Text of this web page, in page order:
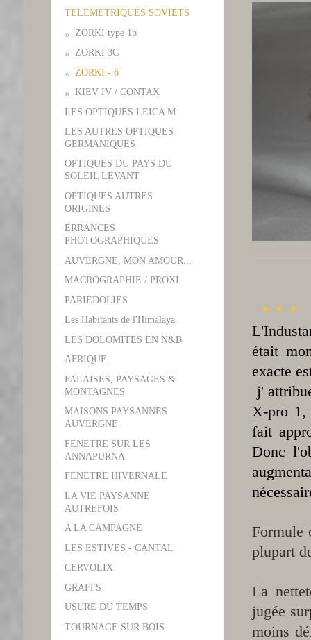
* * *
était
exacte
j'
X-pro 1,
fait
Donc
Formule
plupart
La
jugée
moins
TELEMETRIQUES SOVIETS
ZORKI type 1b
ZORKI 3C
ZORKI - 6
KIEV IV / CONTAX
LES OPTIQUES LEICA M
LES AUTRES OPTIQUES
GERMANIQUES
OPTIQUES DU PAYS DU
SOLEIL LEVANT
OPTIQUES AUTRES
ORIGINES
ERRANCES
PHOTOGRAPHIQUES
AUVERGNE, MON AMOUR...
MACROGRAPHIE / PROXI
PARIEDOLIES
Les Habitants de l'Himalaya.
LES DOLOMITES EN N&B
AFRIQUE
FALAISES, PAYSAGES &
MONTAGNES
MAISONS PAYSANNES
AUVERGNE
FENETRE SUR LES
ANNAPURNA
FENETRE HIVERNALE
LA VIE PAYSANNE
AUTREFOIS
A LA CAMPAGNE
LES ESTIVES - CANTAL
CERVOLIX
GRAFFS
USURE DU TEMPS
TOURNAGE SUR BOIS